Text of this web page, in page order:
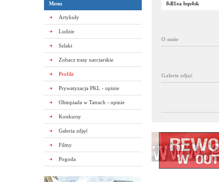
Menu
Artykuły
Ludzie
Szlaki
Zobacz trasy narciarskie
Profile
Prywatyzacja PKL - opinie
Olimpiada w Tatrach - opinie
Konkursy
Galeria zdjęć
Filmy
Pogoda
8dl1ea bqs4sk
O mnie
Galerie zdjęć